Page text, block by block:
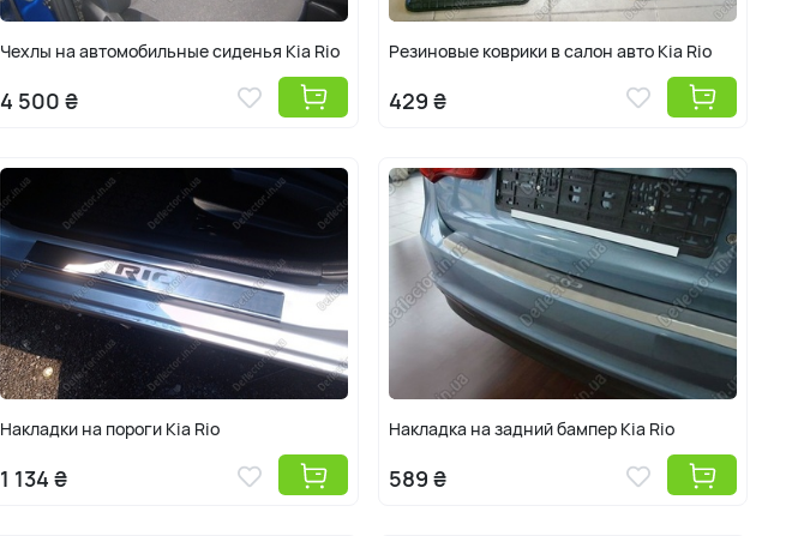
Чехлы на автомобильные сиденья Kia Rio
4 500 ₴
Резиновые коврики в салон авто Kia Rio
429 ₴
Накладки на пороги Kia Rio
1 134 ₴
Накладка на задний бампер Kia Rio
589 ₴